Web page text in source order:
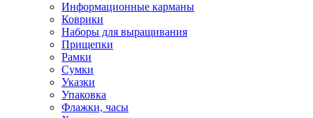
Информационные карманы
Коврики
Наборы для выращивания
Прищепки
Рамки
Сумки
Указки
Упаковка
Флажки, часы